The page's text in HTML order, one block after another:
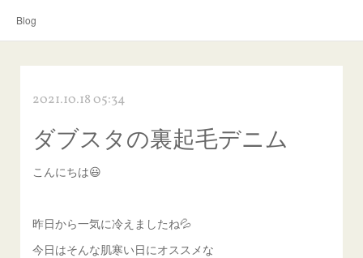
Blog
2021.10.18 05:34
ダブスタの裏起毛デニム
こんにちは😃
昨日から一気に冷えましたね💦
今日はそんな肌寒い日にオススメな